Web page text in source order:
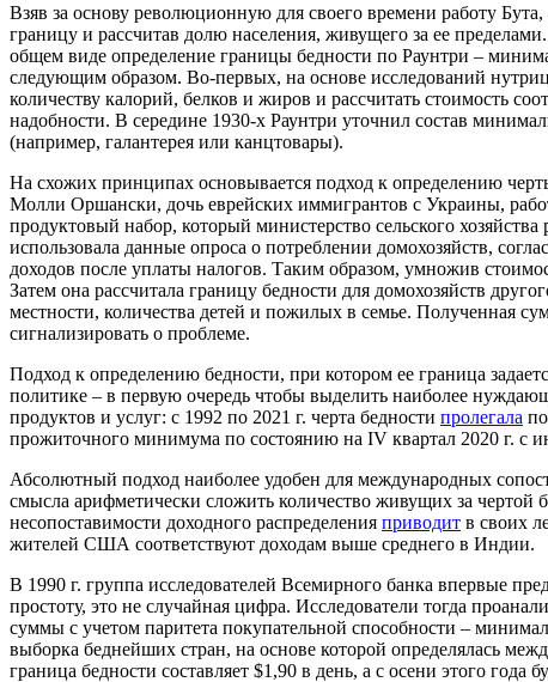
Взяв за основу революционную для своего времени работу
границу и рассчитав долю населения, живущего за ее
общем виде определение границы бедности по Раунтри –
следующим образом. Во-первых, на основе исследований
количеству калорий, белков и жиров и рассчитать стоимость
надобности. В середине 1930-х Раунтри уточнил состав
(например, галантерея или канцтовары).
На схожих принципах основывается подход к определению
Молли Оршански, дочь еврейских иммигрантов с Украины,
продуктовый набор, который министерство сельского
использовала данные опроса о потреблении домохозяйств,
доходов после уплаты налогов. Таким образом, умножив
Затем она рассчитала границу бедности для домохозяйств
местности, количества детей и пожилых в семье. Полученная
сигнализировать о проблеме.
Подход к определению бедности, при котором ее граница
политике – в первую очередь чтобы выделить наиболее
продуктов и услуг: с 1992 по 2021 г. черта бедности пролегала
прожиточного минимума по состоянию на IV квартал 2020 г. с
Абсолютный подход наиболее удобен для международных
смысла арифметически сложить количество живущих за чертой
несопоставимости доходного распределения приводит в своих
жителей США соответствуют доходам выше среднего в Индии.
В 1990 г. группа исследователей Всемирного банка впервые
простоту, это не случайная цифра. Исследователи тогда
суммы с учетом паритета покупательной способности –
выборка беднейших стран, на основе которой определялась
граница бедности составляет $1,90 в день, а с осени этого года